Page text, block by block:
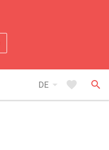
DE arrow_drop_down favorite search